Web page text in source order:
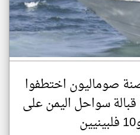
صوماليون اختطفوا
سواحل اليمن على